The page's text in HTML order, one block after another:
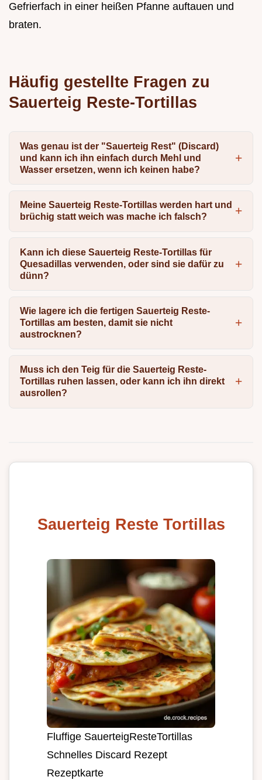
Gefrierfach in einer heißen Pfanne auftauen und
braten.
Häufig gestellte Fragen zu
Sauerteig Reste-Tortillas
Was genau ist der "Sauerteig Rest" (Discard)
und kann ich ihn einfach durch Mehl und
Wasser ersetzen, wenn ich keinen habe?
Meine Sauerteig Reste-Tortillas werden hart und
brüchig statt weich was mache ich falsch?
Kann ich diese Sauerteig Reste-Tortillas für
Quesadillas verwenden, oder sind sie dafür zu
dünn?
Wie lagere ich die fertigen Sauerteig Reste-
Tortillas am besten, damit sie nicht
austrocknen?
Muss ich den Teig für die Sauerteig Reste-
Tortillas ruhen lassen, oder kann ich ihn direkt
ausrollen?
Sauerteig Reste Tortillas
Fluffige SauerteigResteTortillas
Schnelles Discard Rezept
Rezeptkarte